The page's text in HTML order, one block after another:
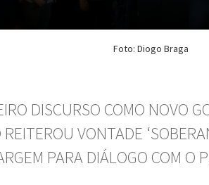
Foto: Diogo Braga
DISCURSO COMO NOVO
VONTADE
PARA DIÁLOGO COM O